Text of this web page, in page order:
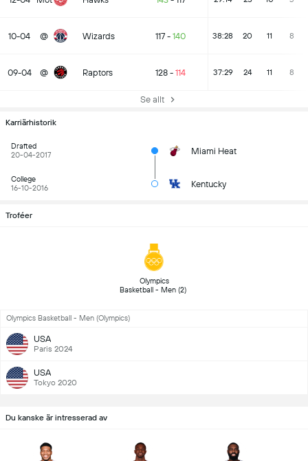
10-04 @ Wizards 117 - 140 38:28 20 11 8
09-04 @ Raptors 128 - 114 37:29 24 11 8
Se allt
Karriärhistorik
Drafted
20-04-2017
Miami Heat
College
16-10-2016
Kentucky
Troféer
Olympics
Olympics Basketball - Men (Olympics)
USA
Paris 2024
USA
Tokyo 2020
Du kanske är intresserad av